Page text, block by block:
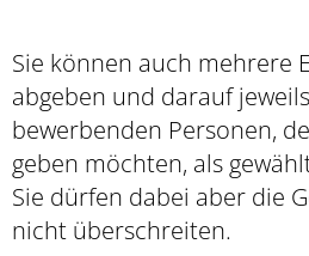
Sie können auch mehrere
abgeben und darauf
bewerbenden Personen,
geben möchten, als
Sie dürfen dabei aber die
nicht überschreiten.